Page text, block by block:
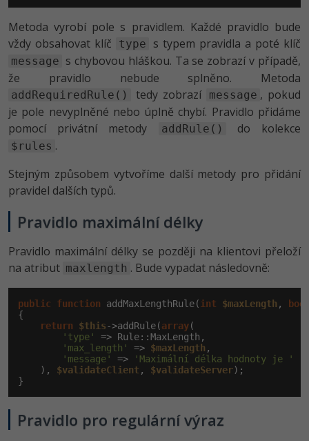
Metoda vyrobí pole s pravidlem. Každé pravidlo bude
vždy obsahovat klíč
type s typem pravidla a poté klíč
message s chybovou hláškou. Ta se zobrazí v případě,
že pravidlo nebude splněno. Metoda
addRequiredRule() tedy zobrazí message , pokud
je pole nevyplněné nebo úplně chybí. Pravidlo přidáme
pomocí privátní metody
addRule() do kolekce
$rules .
Stejným způsobem vytvoříme další metody pro přidání
pravidel dalších typů.
Pravidlo maximální délky
Pravidlo maximální délky se později na klientovi přeloží
na atribut maxlength . Bude vypadat následovně:
public function addMaxLengthRule(int $maxLength ,
{
return
$this->addRule(array(
'type'
=> Rule::MaxLength,
'max_length'
=> $maxLength ,
'message'
=> 'Maximální délka hodnoty je '
    ),
$validateClient , $validateServer);
}
Pravidlo pro regulární výraz